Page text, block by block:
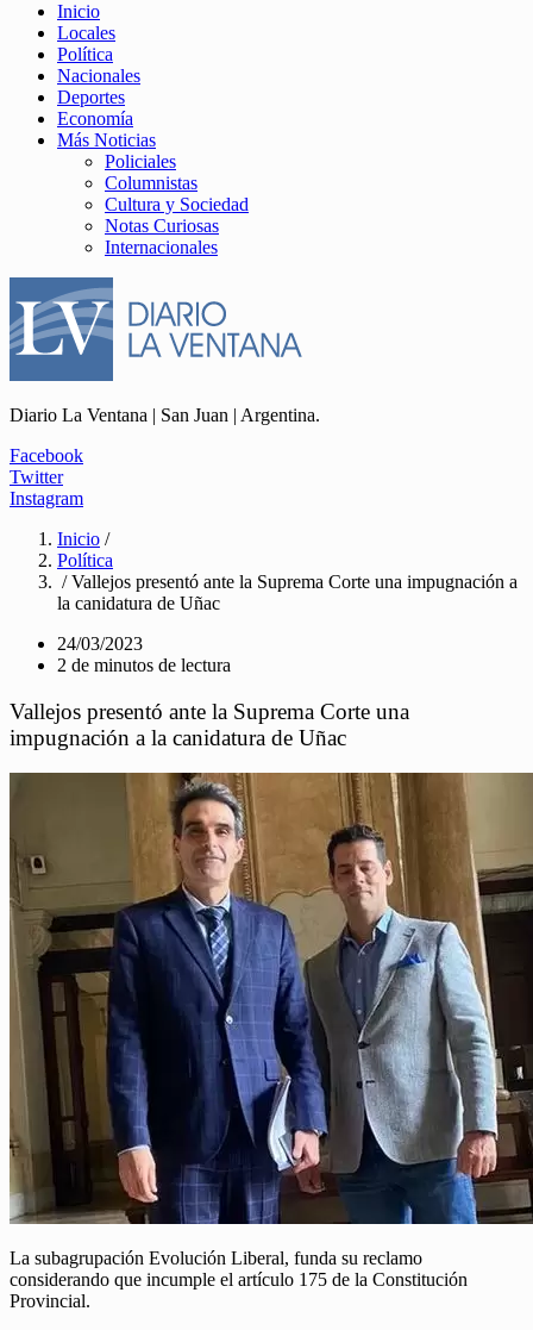
Inicio
Locales
Política
Nacionales
Deportes
Economía
Más Noticias
Policiales
Columnistas
Cultura y Sociedad
Notas Curiosas
Internacionales
Diario La Ventana | San Juan | Argentina.
Facebook
Twitter
Instagram
Inicio /
Política
/ Vallejos presentó ante la Suprema Corte una impugnación a
la canidatura de Uñac
24/03/2023
2 de minutos de lectura
Vallejos presentó ante la Suprema Corte una
impugnación a la canidatura de Uñac
La subagrupación Evolución Liberal, funda su reclamo
considerando que incumple el artículo 175 de la Constitución
Provincial.